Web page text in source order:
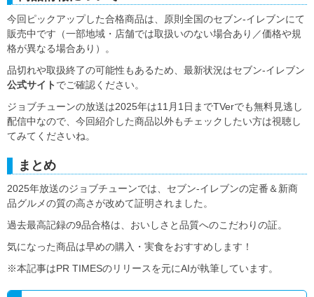
今回ピックアップした合格商品は、原則全国のセブン-イレブンにて
販売中です（一部地域・店舗では取扱いのない場合あり／価格や規
格が異なる場合あり）。
品切れや取扱終了の可能性もあるため、最新状況はセブン-イレブン
公式サイト でご確認ください。
ジョブチューンの放送は2025年は11月1日までTVerでも無料見逃し
配信中なので、今回紹介した商品以外もチェックしたい方は視聴し
てみてくださいね。
まとめ
2025年放送のジョブチューンでは、セブン-イレブンの定番＆新商
品グルメの質の高さが改めて証明されました。
過去最高記録の9品合格は、おいしさと品質へのこだわりの証。
気になった商品は早めの購入・実食をおすすめします！
※本記事はPR TIMESのリリースを元にAIが執筆しています。